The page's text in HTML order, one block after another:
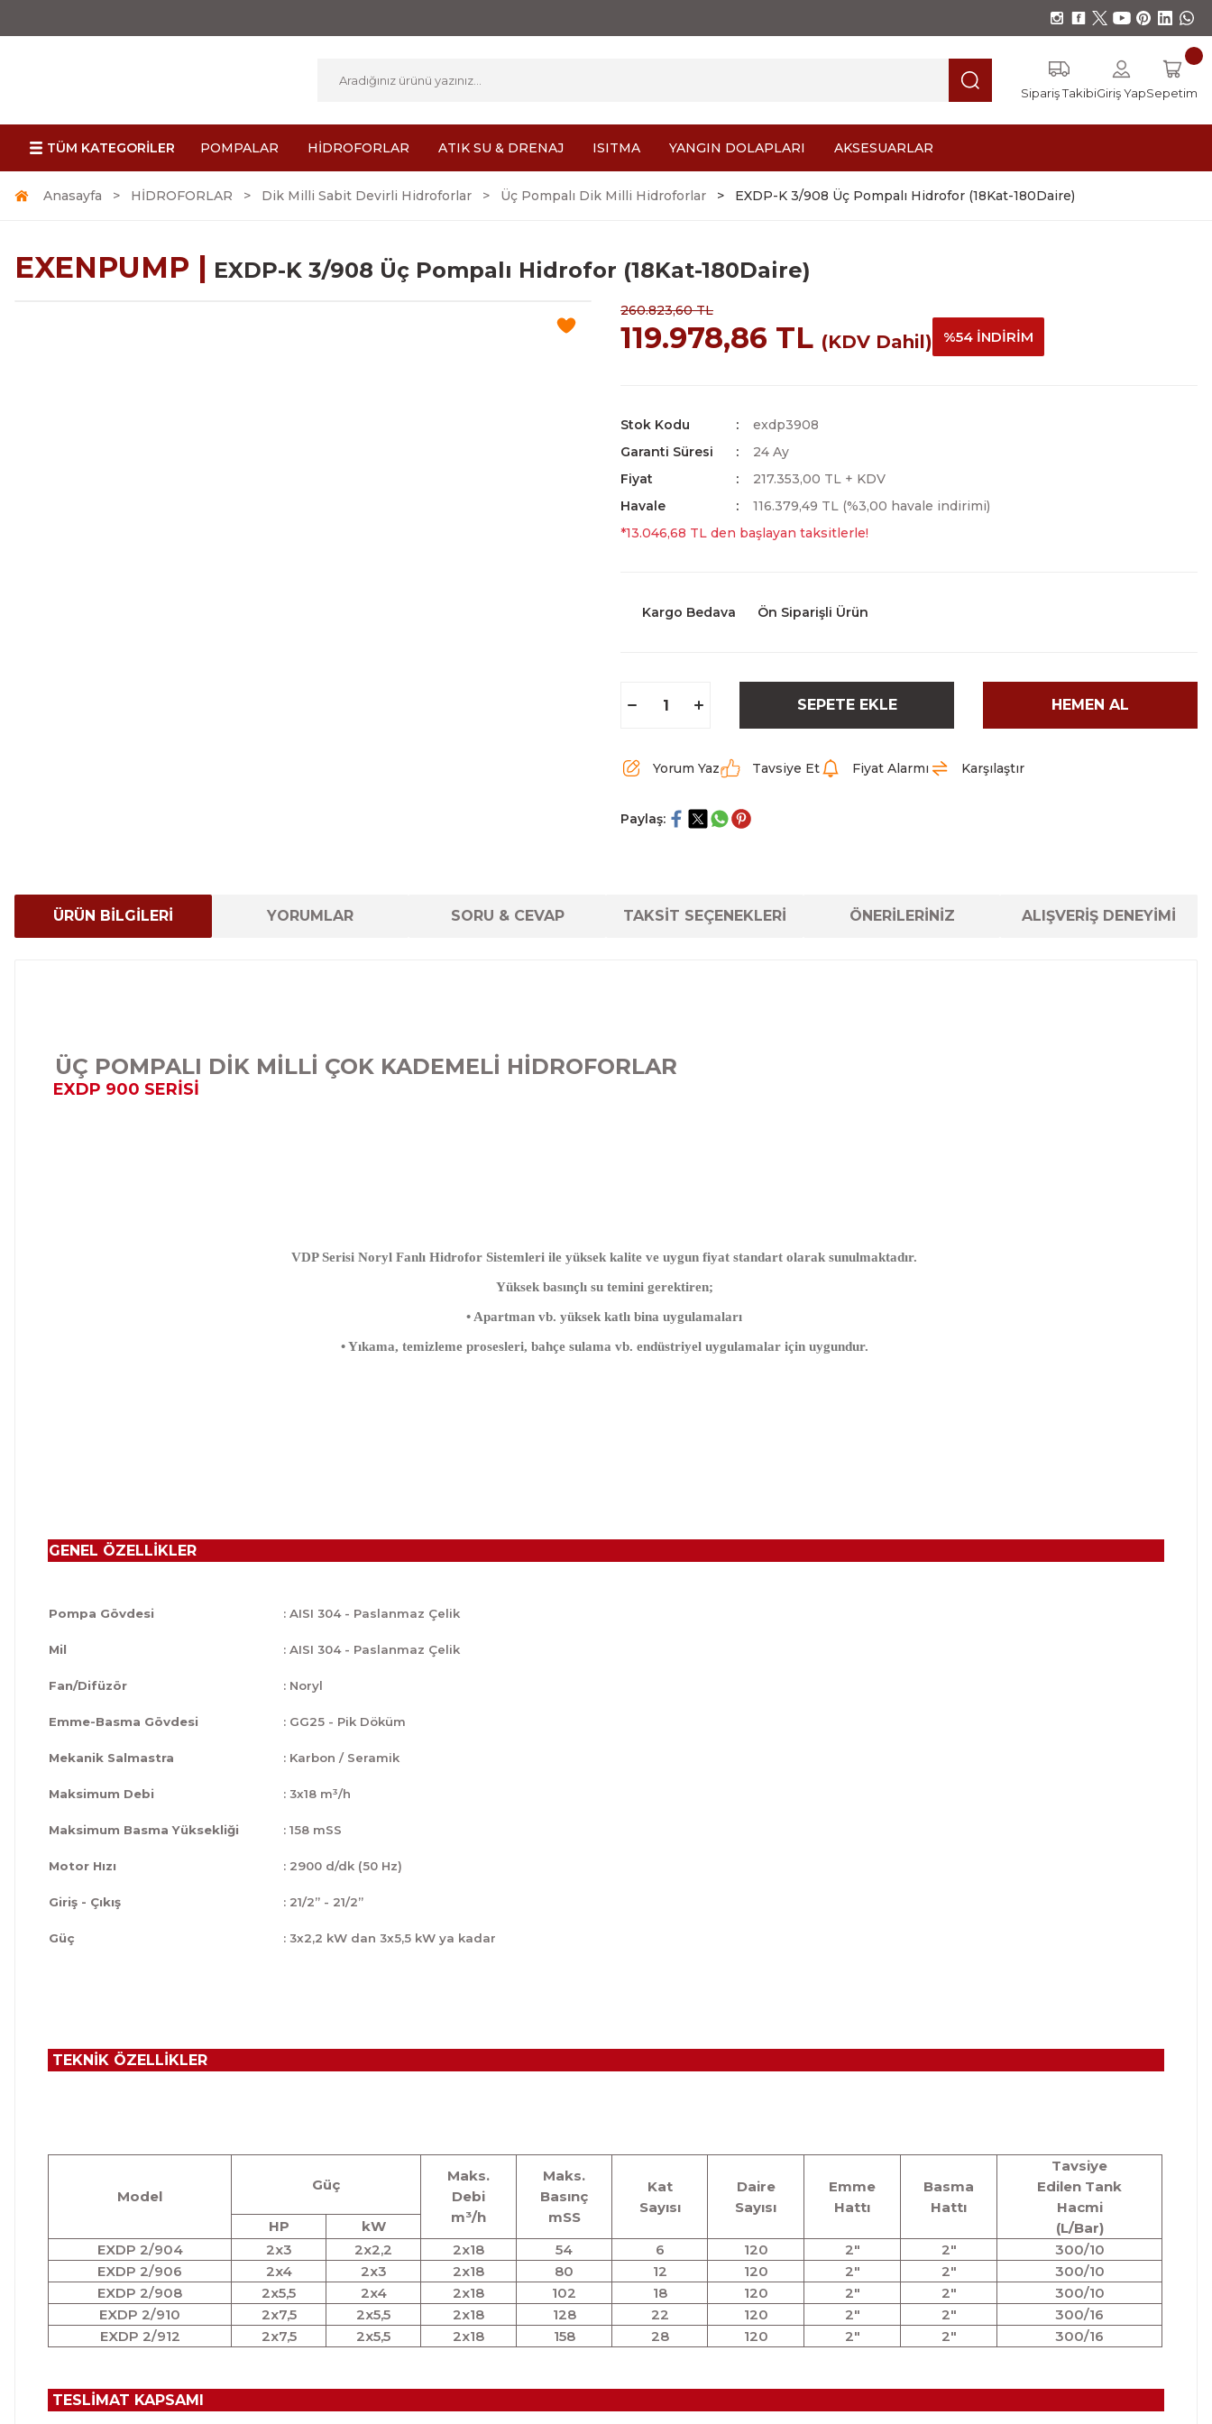
Sipariş TakibiGiriş YapSepetim
TÜM KATEGORİLER POMPALAR HİDROFORLAR ATIK SU & DRENAJ ISITMA YANGIN DOLAPLARI AKSESUARLAR
Anasayfa HİDROFORLAR Dik Milli Sabit Devirli Hidroforlar Üç Pompalı Dik Milli Hidroforlar EXDP-K 3/908 Üç Pompalı Hidrofor (18Kat-180Daire)
EXENPUMP | EXDP-K 3/908 Üç Pompalı Hidrofor (18Kat-180Daire)
260.823,60 TL
119.978,86 TL (KDV Dahil) %54 İNDİRİM
Stok Kodu
exdp3908
Garanti Süresi
24 Ay
Fiyat
217.353,00 TL + KDV
Havale
116.379,49 TL (%3,00 havale indirimi)
*13.046,68 TL den başlayan taksitlerle!
Kargo Bedava Ön Siparişli Ürün
SEPETE EKLE HEMEN AL
Yorum Yaz Tavsiye Et Fiyat Alarmı Karşılaştır
Paylaş:
ÜRÜN BİLGİLERİ YORUMLAR SORU & CEVAP TAKSİT SEÇENEKLERİ ÖNERİLERİNİZ ALIŞVERİŞ DENEYİMİ
ÜÇ POMPALI DİK MİLLİ ÇOK KADEMELİ HİDROFORLAR
EXDP 900 SERİSİ
VDP Serisi Noryl Fanlı Hidrofor Sistemleri ile yüksek kalite ve uygun fiyat standart olarak sunulmaktadır.
Yüksek basınçlı su temini gerektiren;
• Apartman vb. yüksek katlı bina uygulamaları
• Yıkama, temizleme prosesleri, bahçe sulama vb. endüstriyel uygulamalar için uygundur.
GENEL ÖZELLİKLER
Pompa Gövdesi : AISI 304 - Paslanmaz Çelik
Mil : AISI 304 - Paslanmaz Çelik
Fan/Difüzör : Noryl
Emme-Basma Gövdesi : GG25 - Pik Döküm
Mekanik Salmastra : Karbon / Seramik
Maksimum Debi : 3x18 m³/h
Maksimum Basma Yüksekliği : 158 mSS
Motor Hızı : 2900 d/dk (50 Hz)
Giriş - Çıkış : 21/2” - 21/2”
Güç : 3x2,2 kW dan 3x5,5 kW ya kadar
TEKNİK ÖZELLİKLER
Model
Güç
Maks.
Debi
m³/h
Maks.
Basınç
mSS
Kat
Sayısı
Daire
Sayısı
Emme
Hattı
Basma
Hattı
Tavsiye
Edilen Tank
Hacmi
(L/Bar)
HP
kW
EXDP 2/904
2x3 2x2,2 2x18 54 6 120 2" 2"
300/10
EXDP 2/906
2x4 2x3 2x18 80 12 120 2" 2"
300/10
EXDP 2/908
2x5,5 2x4 2x18 102 18 120 2" 2"
300/10
EXDP 2/910
2x7,5 2x5,5 2x18 128 22 120 2" 2"
300/16
EXDP 2/912
2x7,5 2x5,5 2x18 158 28 120 2" 2" 300/16
TESLİMAT KAPSAMI